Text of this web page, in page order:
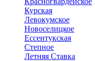
Курская
Левокумское
Новоселицкое
Ессентукская
Степное
Летняя Ставка